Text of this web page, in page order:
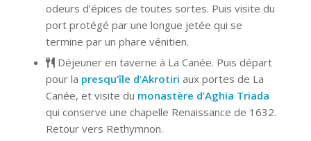
odeurs d’épices de toutes sortes. Puis visite du
port protégé par une longue jetée qui se
termine par un phare vénitien.
Déjeuner en taverne à La Canée. Puis départ
pour la presqu’île d’Akrotiri aux portes de La
Canée, et visite du monastère d’Aghia Triada
qui conserve une chapelle Renaissance de 1632.
Retour vers Rethymnon.